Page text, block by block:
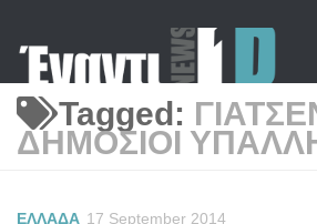
Tagged:
ΔΗΜΟΣΙΟΙ
ΕΛΛΑΔΑ 17 September 2014